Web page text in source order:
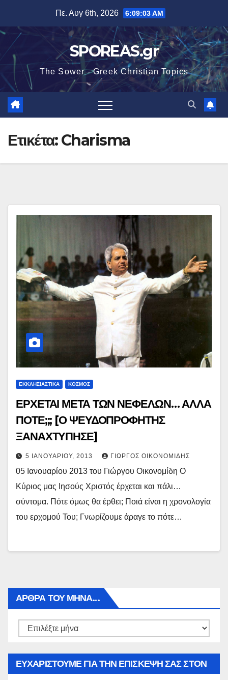
περιεχόμενο
Πε. Αυγ 6th, 2026 6:09:04 AM
SPOREAS.gr
The Sower - Greek Christian Topics
Ετικέτα:Charisma
ΕΚΚΛΗΣΙΑΣΤΙΚΑ ΚΟΣΜΟΣ
ΕΡΧΕΤΑΙ ΜΕΤΑ ΤΩΝ ΝΕΦΕΛΩΝ… ΑΛΛΑ
ΠΟΤΕ;;; [Ο ΨΕΥΔΟΠΡΟΦΗΤΗΣ
ΞΑΝΑΧΤΥΠΗΣΕ]
5 ΙΑΝΟΥΑΡΊΟΥ, 2013 ΓΙΏΡΓΟΣ ΟΙΚΟΝΟΜΊΔΗΣ
05 Ιανουαρίου 2013 του Γιώργου Οικονομίδη Ο
Κύριος μας Ιησούς Χριστός έρχεται και πάλι…
σύντομα. Πότε όμως θα έρθει; Ποιά είναι η χρονολογία
του ερχομού Του; Γνωρίζουμε άραγε το πότε…
ΑΡΘΡΑ ΤΟΥ ΜΉΝΑ…
Αρθρα
ΕΥΧΑΡΙΣΤΟΥΜΕ ΓΙΑ ΤΗΝ ΕΠΙΣΚΕΨΗ ΣΑΣ ΣΤΟΝ